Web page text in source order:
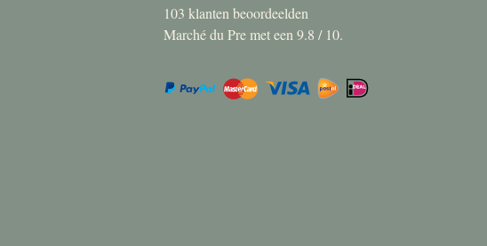
103 klanten beoordeelden
Marché du Pre met een 9.8 / 10.